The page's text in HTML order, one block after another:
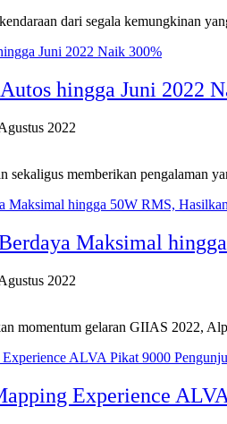
dari segala kemungkinan
hingga Juni 2022
2022
sekaligus memberikan pengalaman
Maksimal
2022
momentum gelaran GIIAS 2022,
Experience